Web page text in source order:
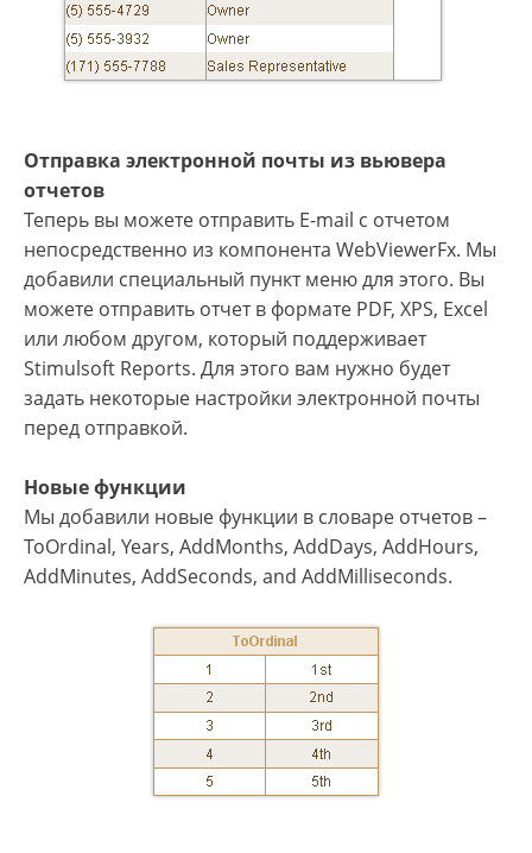
Отправка электронной почты из вьювера
отчетов
Теперь вы можете отправить E-mail с отчетом
непосредственно из компонента WebViewerFx. Мы
добавили специальный пункт меню для этого. Вы
можете отправить отчет в формате PDF, XPS, Excel
или любом другом, который поддерживает
Stimulsoft Reports. Для этого вам нужно будет
задать некоторые настройки электронной почты
перед отправкой.
Новые функции
Мы добавили новые функции в словаре отчетов –
ToOrdinal, Years, AddMonths, AddDays, AddHours,
AddMinutes, AddSeconds, and AddMilliseconds.